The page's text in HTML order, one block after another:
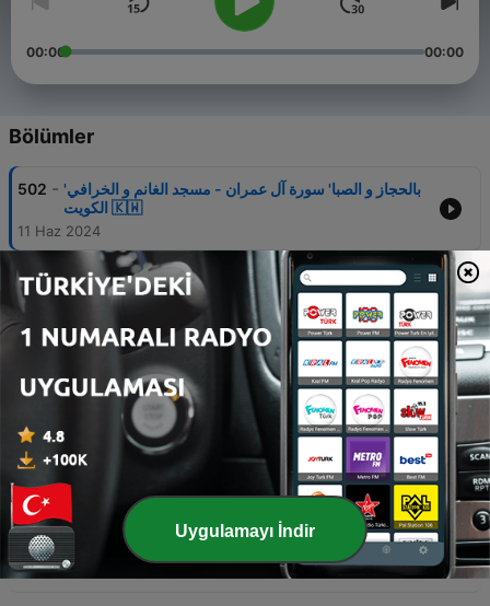
00:00 00:00
Bölümler
502 - 'بالحجاز و الصبا' سورة آل عمران - مسجد الغانم و الخرافي
الكويت 🇰🇼
11 Haz 2024
501 - اعتزل العالم واستمع ..... سورة النمل....... القارئ اسلام
صبحي تلاوة نَدية
06 Mar 2024
سورة يس كامله بصوت القارئ اسلام صبحي كأنه صوت
قادم من الجنه.
06 Mar 2024
499 - 69.القارئ اسلام صبحى - من صلاة القيام رمضان 1440 (
وما لنا ألا نتوكل على الله وقد هدانا سبلنا )
06 Mar 2024
498 - اسلام صبحي سورة الحشر كامله..ولا تجعل في قلوبنا غلا
للذين امنوا ربنا أنك رءوف رحيم
06 Mar 2024
Uygulamayı İndir